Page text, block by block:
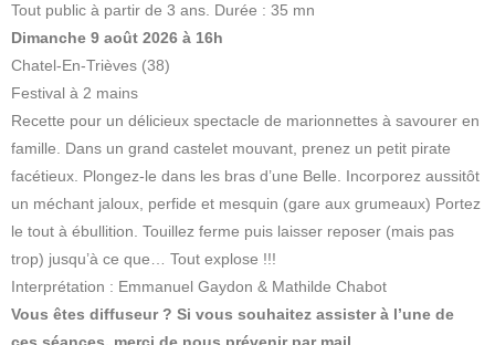
Tout public à partir de 3 ans. Durée : 35 mn
Dimanche 9 août 2026 à 16h
Chatel-En-Trièves (38)
Festival à 2 mains
Recette pour un délicieux spectacle de marionnettes à savourer en
famille. Dans un grand castelet mouvant, prenez un petit pirate
facétieux. Plongez-le dans les bras d’une Belle. Incorporez aussitôt
un méchant jaloux, perfide et mesquin (gare aux grumeaux) Portez
le tout à ébullition. Touillez ferme puis laisser reposer (mais pas
trop) jusqu’à ce que… Tout explose !!!
Interprétation : Emmanuel Gaydon & Mathilde Chabot
Vous êtes diffuseur ? Si vous souhaitez assister à l’une de